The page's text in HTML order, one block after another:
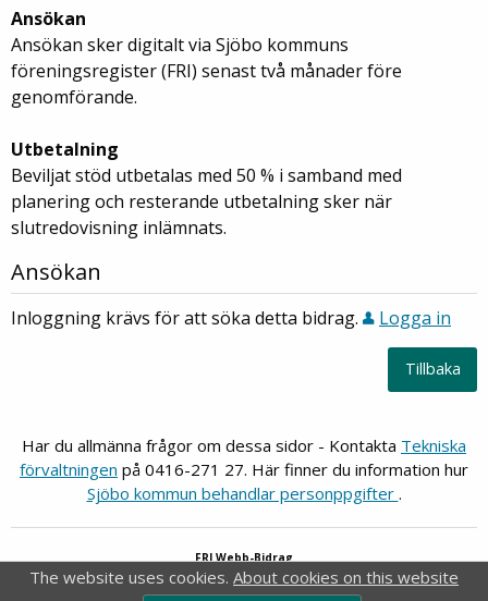
Ansökan
Ansökan sker digitalt via Sjöbo kommuns
föreningsregister (FRI) senast två månader före
genomförande.
Utbetalning
Beviljat stöd utbetalas med 50 % i samband med
planering och resterande utbetalning sker när
slutredovisning inlämnats.
Ansökan
Inloggning krävs för att söka detta bidrag. Logga in
Har du allmänna frågor om dessa sidor - Kontakta Tekniska
förvaltningen på 0416-271 27. Här finner du information hur
Sjöbo kommun behandlar personppgifter .
FRI Webb-Bidrag
FRI är ett avIdavall Data ABregistrerat varumärke.
Accessibility report
The website uses cookies. About cookies on this website